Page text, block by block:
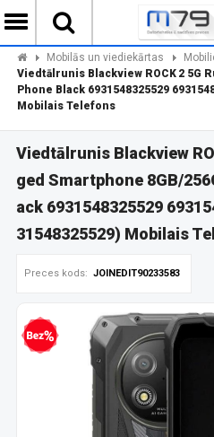
Mobilās un viediekārtas
Viedtālrunis Blackview ROCK 2 5G
Phone Black 6931548325529
Mobilais Telefons
Viedtālrunis Blackview
ged Smartphone 8GB/
ack 6931548325529
31548325529) Mobilais
Preces kods: JOINEDIT90233583
kredīts